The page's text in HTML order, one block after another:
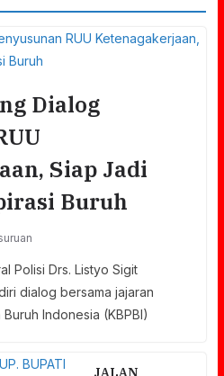
Dialog
Siap Jadi
Buruh
Polisi Drs. Listyo Sigit
dialog bersama jajaran
Indonesia (KBPBI)
JALAN